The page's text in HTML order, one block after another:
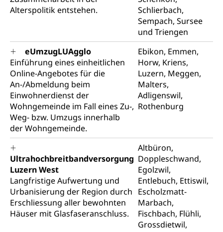
Alterspolitik entstehen.
Schlierbach,
Sempach, Sursee
und Triengen
eUmzugLUAgglo
Einführung eines einheitlichen
Online-Angebotes für die
An-/Abmeldung beim
Einwohnerdienst der
Wohngemeinde im Fall eines Zu-,
Weg- bzw. Umzugs innerhalb
der Wohngemeinde.
Ebikon, Emmen,
Horw, Kriens,
Luzern, Meggen,
Malters,
Adligenswil,
Rothenburg
Ultrahochbreitbandversorgung
Luzern West
Langfristige Aufwertung und
Urbanisierung der Region durch
Erschliessung aller bewohnten
Häuser mit Glasfaseranschluss.
Altbüron,
Doppleschwand,
Egolzwil,
Entlebuch, Ettiswil,
Escholzmatt-
Marbach,
Fischbach, Flühli,
Grossdietwil,
Öffentlicher Verkehr Luzern Mobil
Schiffsverkehr, Binnenschifffahrt, Seeschifffahrt,
Flussschifffahrt
Schifffahrt (Strassenverkehrsamt)
Autoverkehr, Lastwagenverkehr, Schwerverkehr,
leistungsabhängige Schwerverkehrsabgabe,
Langsamverkehr, Transportmittel, Auto, Motorrad,
Individualverkehr
zentras (Betrieb und Unterhalt LU, OW, NW,
ZG)
Strassenverkehrsamt
Verkehr und Infrastruktur vif
Kantonsstrassen
Persönliches
Geburt, Heirat, Ehe, Partnerschaft, Tod,
Zivilstandsamt, Zivilstandsregiste
Zivilstandswesen
Adoption
Adoptivkind, Adoptiveltern, Adoptionsvermittlung,
Adoptionsverfahren, elterliche Gewalt, elterliche